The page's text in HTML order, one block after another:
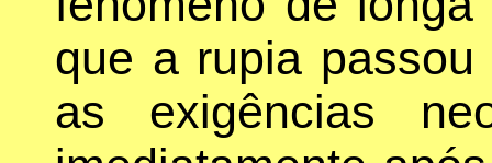
que a rupia
as exigências